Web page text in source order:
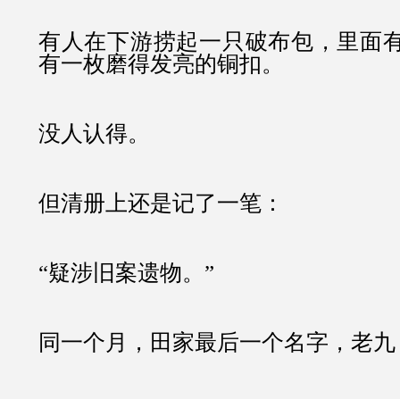
有人在下游捞起一只破布包，里面
有一枚磨得发亮的铜扣。
没人认得。
但清册上还是记了一笔：
“疑涉旧案遗物。”
同一个月，田家最后一个名字，老